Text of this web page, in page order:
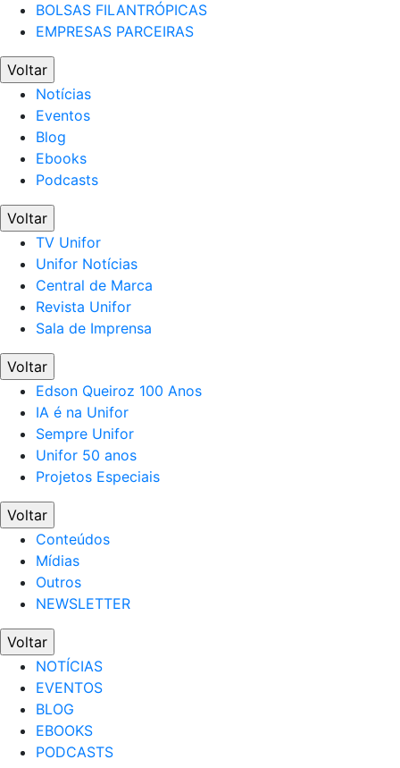
BOLSAS FILANTRÓPICAS
EMPRESAS PARCEIRAS
Voltar
Notícias
Eventos
Blog
Ebooks
Podcasts
Voltar
TV Unifor
Unifor Notícias
Central de Marca
Revista Unifor
Sala de Imprensa
Voltar
Edson Queiroz 100 Anos
IA é na Unifor
Sempre Unifor
Unifor 50 anos
Projetos Especiais
Voltar
Conteúdos
Mídias
Outros
NEWSLETTER
Voltar
NOTÍCIAS
EVENTOS
BLOG
EBOOKS
PODCASTS